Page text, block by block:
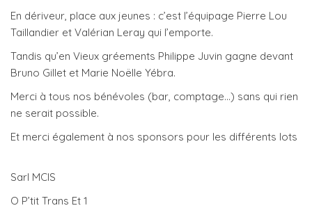
En dériveur, place aux jeunes : c’est l’équipage Pierre Lou
Taillandier et Valérian Leray qui l’emporte.
Tandis qu’en Vieux gréements Philippe Juvin gagne devant
Bruno Gillet et Marie Noëlle Yébra.
Merci à tous nos bénévoles (bar, comptage…) sans qui rien
ne serait possible.
Et merci également à nos sponsors pour les différents lots
Sarl MCIS
O P’tit Trans Et 1